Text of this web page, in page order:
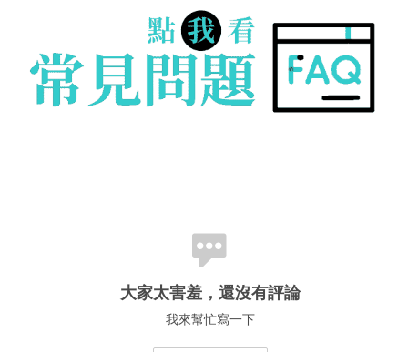
大家太害羞，還沒有評論
我來幫忙寫一下